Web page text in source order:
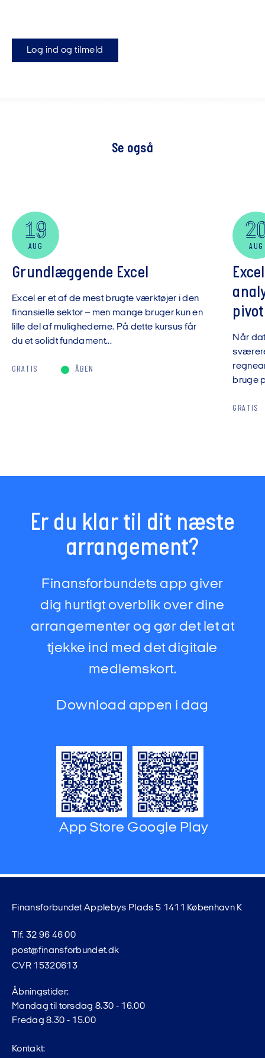
Log ind og tilmeld
Se også
19
AUG
Grundlæggende Excel
Excel er et af de mest brugte værktøjer i den
finansielle sektor – men mange bruger kun en
lille del af mulighederne. På dette kursus får
du et solidt fundament...
GRATIS ÅBEN
AUG
Når
bruge
GRATIS
Er du klar til dit næste
arrangement?
Finansforbundets app giver
dig hurtigt overblik over dine
arrangementer og gør det let at
tjekke ind med det digitale
medlemskort.
Download appen i dag
App Store Google Play
Finansforbundet Applebys Plads 5 1411 København K
Tlf. 32 96 46 00
post@finansforbundet.dk
CVR 15320613
Åbningstider:
Mandag til torsdag 8.30 - 16.00
Fredag 8.30 - 15.00
Kontakt: